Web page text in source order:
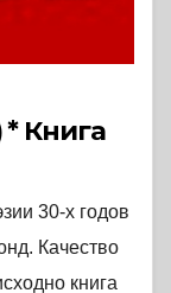
* Книга
30-х годов
Качество
книга